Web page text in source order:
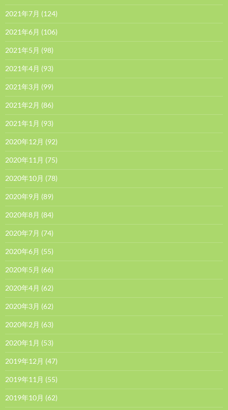
2021年7月 (124)
2021年6月 (106)
2021年5月 (98)
2021年4月 (93)
2021年3月 (99)
2021年2月 (86)
2021年1月 (93)
2020年12月 (92)
2020年11月 (75)
2020年10月 (78)
2020年9月 (89)
2020年8月 (84)
2020年7月 (74)
2020年6月 (55)
2020年5月 (66)
2020年4月 (62)
2020年3月 (62)
2020年2月 (63)
2020年1月 (53)
2019年12月 (47)
2019年11月 (55)
2019年10月 (62)